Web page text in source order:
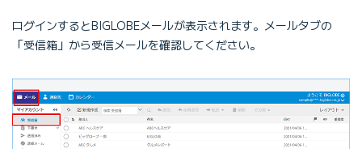
ログインするとBIGLOBEメールが表示されます。メールタブの
「受信箱」から受信メールを確認してください。